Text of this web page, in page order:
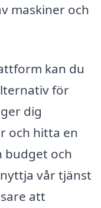
maskiner och
kan du
för
dig
och hitta en
budget och
vår tjänst
att